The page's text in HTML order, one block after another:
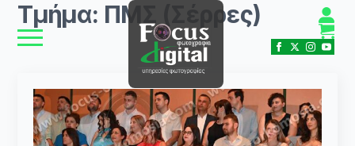
Τμήμα: ΠΜΣ (Σέρρες)